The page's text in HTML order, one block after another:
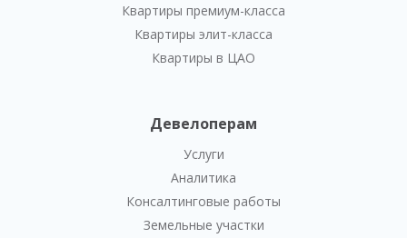
Квартиры премиум-класса
Квартиры элит-класса
Квартиры в ЦАО
Девелоперам
Услуги
Аналитика
Консалтинговые работы
Земельные участки